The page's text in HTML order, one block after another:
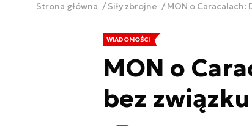
Strona główna Siły zbrojne MON o Caracalach:
WIADOMOŚCI
MON o
bez